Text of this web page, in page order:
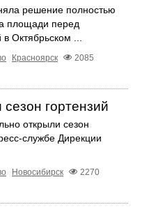
решение полностью
площади перед
Октябрьском ...
Красноярск
2085
гортензий
открыли сезон
службе Дирекции
Новосибирск
2270